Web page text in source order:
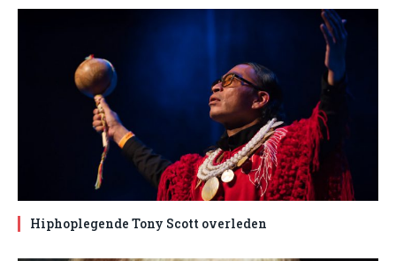
Hiphoplegende Tony Scott overleden